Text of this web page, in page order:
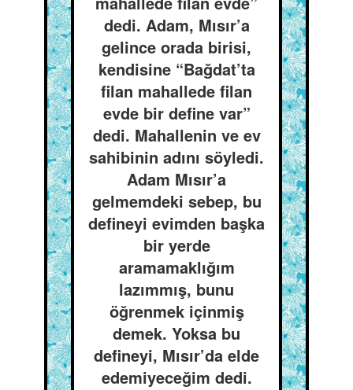
dedi. Adam, Mısır’a
gelince orada birisi,
kendisine “Bağdat’ta
filan mahallede filan
evde bir define var”
dedi. Mahallenin ve ev
sahibinin adını söyledi.
Adam Mısır’a
gelmemdeki sebep, bu
defineyi evimden başka
bir yerde
aramamaklığım
lazımmış, bunu
öğrenmek içinmiş
demek. Yoksa bu
defineyi, Mısır’da elde
edemiyeceğim dedi.